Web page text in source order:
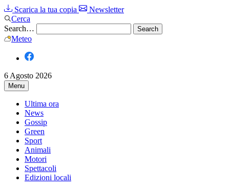
Scarica la tua copia
Newsletter
Cerca
Search…
Meteo
6 Agosto 2026
Menu
Ultima ora
News
Gossip
Green
Sport
Animali
Motori
Spettacoli
Edizioni locali